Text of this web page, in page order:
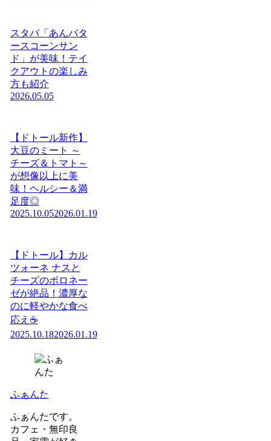
スタバ「あんバタ
ースコーンサン
ド」が美味！テイ
クアウトの楽しみ
方も紹介
2026.05.05
【ドトール新作】
大豆のミート ～
チーズ＆トマト～
が想像以上に美
味！ヘルシー＆満
足度◎
2025.10.052026.01.19
【ドトール】カル
ツォーネ ナスと
チーズのボロネー
ゼが絶品！濃厚な
のに軽やかな食べ
応え☕️
2025.10.182026.01.19
ふぁんた
ふぁんたです。
カフェ・無印良